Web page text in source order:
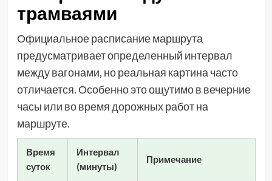
трамваями
Официальное расписание маршрута
предусматривает определенный интервал
между вагонами, но реальная картина часто
отличается. Особенно это ощутимо в вечерние
часы или во время дорожных работ на
маршруте.
Время
суток
Интервал
(минуты)
Примечание